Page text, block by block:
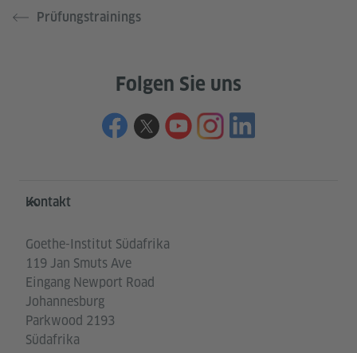
Prüfungstrainings
Folgen Sie uns
Service- und Informationsbereich
Kontakt
Goethe-Institut Südafrika
119 Jan Smuts Ave
Eingang Newport Road
Johannesburg
Parkwood 2193
Südafrika